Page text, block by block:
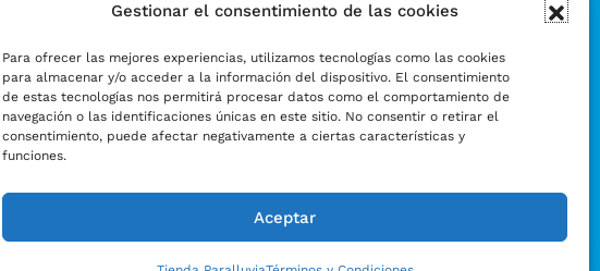
Gestionar el consentimiento de las cookies
Para ofrecer las mejores experiencias, utilizamos tecnologías como las cookies
para almacenar y/o acceder a la información del dispositivo. El consentimiento
de estas tecnologías nos permitirá procesar datos como el comportamiento de
navegación o las identificaciones únicas en este sitio. No consentir o retirar el
consentimiento, puede afectar negativamente a ciertas características y
funciones.
Aceptar